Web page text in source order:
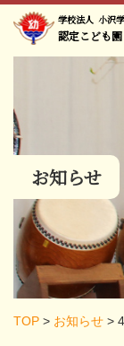
学校法人 小沢
認定こども園
お知らせ
TOP > お知らせ >